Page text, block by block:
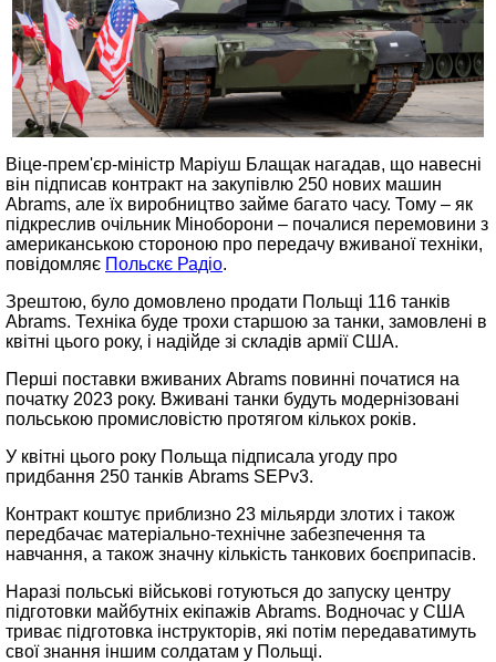
Віце-прем'єр-міністр Маріуш Блащак нагадав, що навесні
він підписав контракт на закупівлю 250 нових машин
Abrams, але їх виробництво займе багато часу. Тому – як
підкреслив очільник Міноборони – почалися перемовини з
американською стороною про передачу вживаної техніки,
повідомляє Польскє Радіо.
Зрештою, було домовлено продати Польщі 116 танків
Abrams. Техніка буде трохи старшою за танки, замовлені в
квітні цього року, і надійде зі складів армії США.
Перші поставки вживаних Abrams повинні початися на
початку 2023 року. Вживані танки будуть модернізовані
польською промисловістю протягом кількох років.
У квітні цього року Польща підписала угоду про
придбання 250 танків Abrams SEPv3.
Контракт коштує приблизно 23 мільярди злотих і також
передбачає матеріально-технічне забезпечення та
навчання, а також значну кількість танкових боєприпасів.
Наразі польські військові готуються до запуску центру
підготовки майбутніх екіпажів Abrams. Водночас у США
триває підготовка інструкторів, які потім передаватимуть
свої знання іншим солдатам у Польщі.